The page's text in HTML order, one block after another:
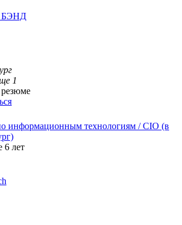
БЭНД
1
информационным технологиям / CIO (в
6 лет